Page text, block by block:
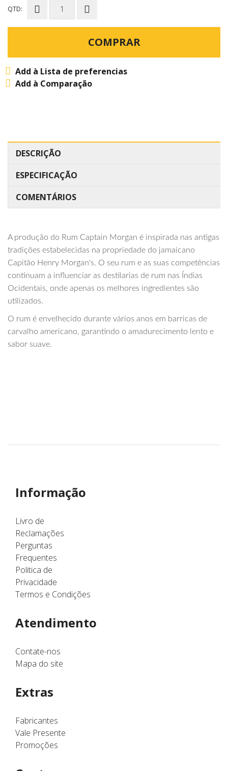
QTD:
COMPRAR
Add à Lista de preferencias
Add à Comparação
DESCRIÇÃO
ESPECIFICAÇÃO
COMENTÁRIOS
A produção do Rum Captain Morgan é inspirada nas antigas
tradições estabelecidas na propriedade do jamaicano
Capitão Henry Morgan's. O seu rum e as suas competências
continuam a influenciar as destilarias de rum nas Índias
Ocidentais, onde apenas os melhores ingredientes são
utilizados.
O rum é envelhecido durante vários anos em barricas de
carvalho americano, garantindo o amadurecimento lento e
sabor suave.
Informação
Livro de
Reclamações
Perguntas
Frequentes
Politica de
Privacidade
Termos e Condições
Atendimento
Contate-nos
Mapa do site
Extras
Fabricantes
Vale Presente
Promoções